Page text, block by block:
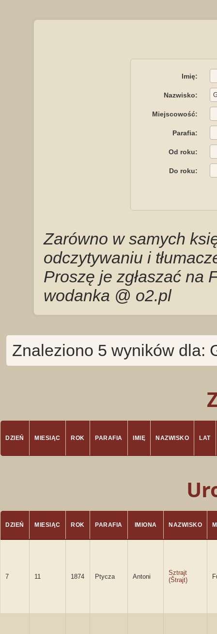
Imię:
Nazwisko:
Miejscowość:
Parafia:
Od roku:
Do roku:
Zarówno w samych
odczytywaniu i
Proszę je zgłaszać na
wodanka @ o2.pl
Znaleziono 5 wyników dla:
DZIEŃ MIESIĄC ROK PARAFIA IMIĘ NAZWISKO LAT
DZIEŃ MIESIĄC ROK PARAFIA IMIONA NAZWISKO
7 11 1874 Ptycza Antoni
Sztrajt
(Štrajt)